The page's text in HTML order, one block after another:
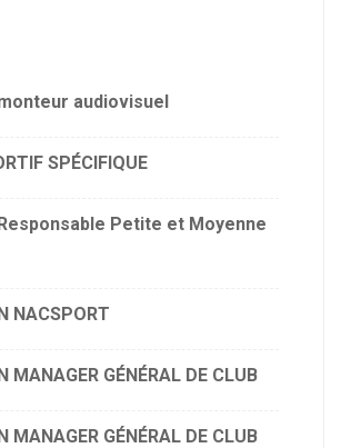
de formation des clubs
audiovisuel
SPÉCIFIQUE
Petite et Moyenne
NACSPORT
MANAGER GÉNÉRAL DE CLUB
MANAGER GÉNÉRAL DE CLUB